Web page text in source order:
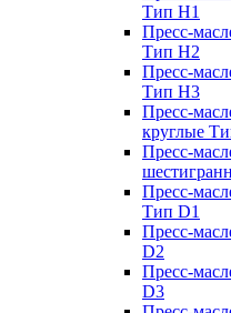
Тип H1
Пресс-
Тип H2
Пресс-
Тип H3
Пресс-
круглые
Пресс-
Пресс-
Тип D1
Пресс-
D2
Пресс-
D3